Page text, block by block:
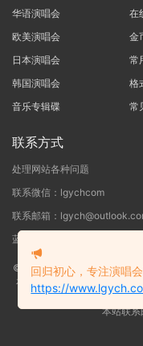
华语演唱会
欧美演唱会
日本演唱会
韩国演唱会
音乐专辑碟
在
金
常
格
常
联系方式
处理网站各种问题
联系微信：lgychcom
联系邮箱：
蓝光演唱会网 - 专注于ISO和
©2019-2026 蓝光演唱会本
存任何演唱会资源，版权归
本站联
回归初心，专注演唱会
https://